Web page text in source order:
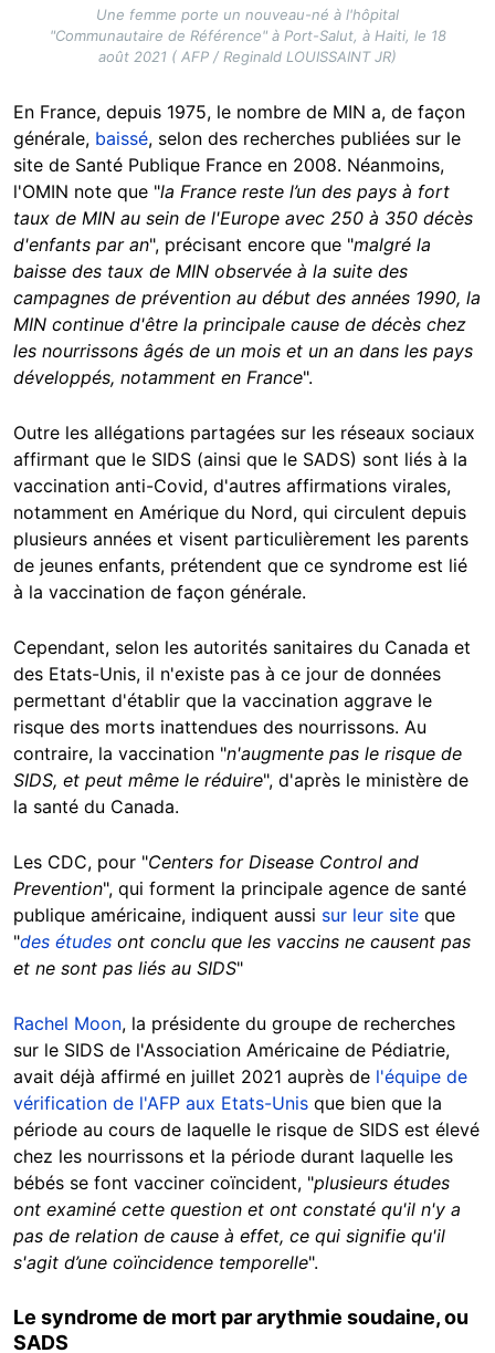
Une femme porte un nouveau-né à l'hôpital
"Communautaire de Référence" à Port-Salut, à Haiti, le 18
août 2021 ( AFP / Reginald LOUISSAINT JR)
En France, depuis 1975, le nombre de MIN a, de façon
générale, baissé, selon des recherches publiées sur le
site de Santé Publique France en 2008. Néanmoins,
l'OMIN note que "la France reste l’un des pays à fort
taux de MIN au sein de l'Europe avec 250 à 350 décès
d'enfants par an", précisant encore que "malgré la
baisse des taux de MIN observée à la suite des
campagnes de prévention au début des années 1990, la
MIN continue d'être la principale cause de décès chez
les nourrissons âgés de un mois et un an dans les pays
développés, notamment en France".
Outre les allégations partagées sur les réseaux sociaux
affirmant que le SIDS (ainsi que le SADS) sont liés à la
vaccination anti-Covid, d'autres affirmations virales,
notamment en Amérique du Nord, qui circulent depuis
plusieurs années et visent particulièrement les parents
de jeunes enfants, prétendent que ce syndrome est lié
à la vaccination de façon générale.
Cependant, selon les autorités sanitaires du Canada et
des Etats-Unis, il n'existe pas à ce jour de données
permettant d'établir que la vaccination aggrave le
risque des morts inattendues des nourrissons. Au
contraire, la vaccination "n'augmente pas le risque de
SIDS, et peut même le réduire", d'après le ministère de
la santé du Canada.
Les CDC, pour "Centers for Disease Control and
Prevention", qui forment la principale agence de santé
publique américaine, indiquent aussi sur leur site que
"des études ont conclu que les vaccins ne causent pas
et ne sont pas liés au SIDS"
Rachel Moon, la présidente du groupe de recherches
sur le SIDS de l'Association Américaine de Pédiatrie,
avait déjà affirmé en juillet 2021 auprès de l'équipe de
vérification de l'AFP aux Etats-Unis que bien que la
période au cours de laquelle le risque de SIDS est élevé
chez les nourrissons et la période durant laquelle les
bébés se font vacciner coïncident, "plusieurs études
ont examiné cette question et ont constaté qu'il n'y a
pas de relation de cause à effet, ce qui signifie qu'il
s'agit d’une coïncidence temporelle".
Le syndrome de mort par arythmie soudaine, ou
SADS